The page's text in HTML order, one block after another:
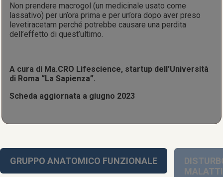
Non prendere macrogol (un medicinale usato come
lassativo) per un’ora prima e per un’ora dopo aver preso
levetiracetam perché potrebbe causare una perdita
dell’effetto di quest’ultimo.
A cura di Ma.CRO Lifescience, startup dell’Università
di Roma “La Sapienza”.
Scheda aggiornata a giugno 2023
GRUPPO ANATOMICO FUNZIONALE